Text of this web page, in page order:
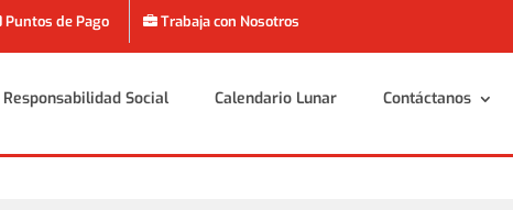
Puntos de Pago Trabaja con Nosotros
Responsabilidad Social Calendario Lunar Contáctanos
Responsabilidad Social Calendario Lunar Contáctanos